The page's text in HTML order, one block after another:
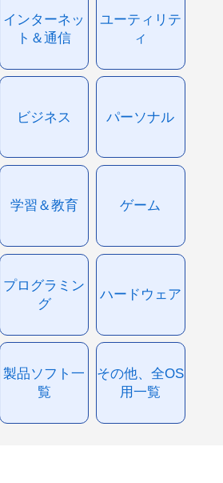
インターネッ
ト＆通信
ユーティリテ
ィ
ビジネス パーソナル
学習＆教育 ゲーム
プログラミン
グ
ハードウェア
製品ソフト一
覧
その他、全OS
用一覧